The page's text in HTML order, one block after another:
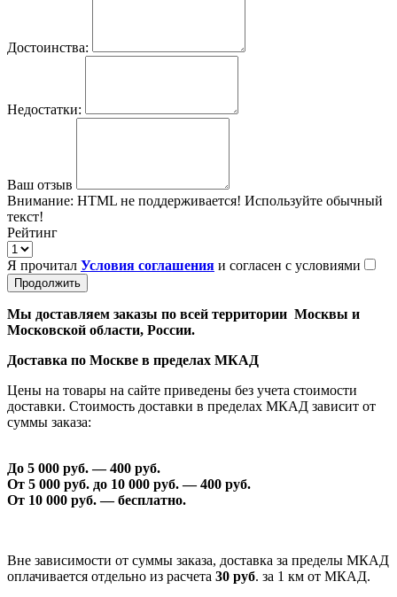
Достоинства:
Недостатки:
Ваш отзыв
Внимание: HTML не поддерживается! Используйте обычный
текст!
Рейтинг
Я прочитал Условия соглашения и согласен с условиями
Продолжить
Мы доставляем заказы по всей территории Москвы и
Московской области, России.
Доставка по Москве в пределах МКАД
Цены на товары на сайте приведены без учета стоимости
доставки. Стоимость доставки в пределах МКАД зависит от
суммы заказа:
До 5 000 руб. —400 руб.
От 5 000 руб. до 10 000 руб. —400 руб.
От 10 000 руб. — бесплатно.
Вне зависимости от суммы заказа, доставка за пределы МКАД
оплачивается отдельно из расчета 30 руб. за 1 км от МКАД.